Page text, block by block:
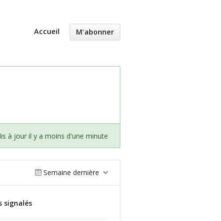
Accueil M'abonner
à jour il y a moins d'une minute
Semaine dernière
signalés